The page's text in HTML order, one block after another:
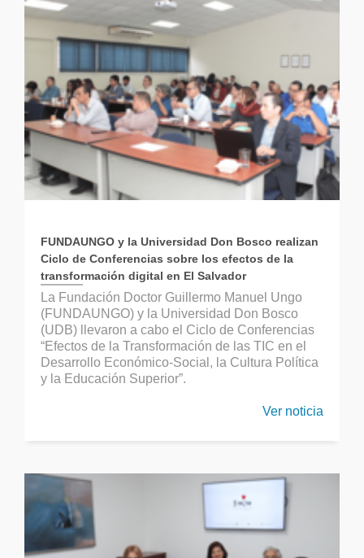
FUNDAUNGO y la Universidad Don Bosco realizan
Ciclo de Conferencias sobre los efectos de la
transformación digital en El Salvador
La Fundación Doctor Guillermo Manuel Ungo
(FUNDAUNGO) y la Universidad Don Bosco
(UDB) llevaron a cabo el Ciclo de Conferencias
“Efectos de la Transformación de las TIC en el
Desarrollo Económico-Social, la Cultura Política
y la Educación Superior”.
Ver noticia